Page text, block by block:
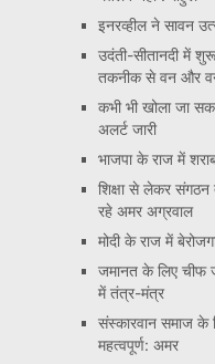
इनरव्हील ने सावन
उदंती-सीतानदी में
तकनीक से वन और
कभी भी खोला जा
अलर्ट जारी
भाजपा के राज में
शिक्षा से लेकर
रहे अमर अग्रवाल
मोदी के राज में
जमानत के लिए चीफ
में तंत्र-मंत्र
संस्कारवान समाज के
महत्वपूर्ण: अमर